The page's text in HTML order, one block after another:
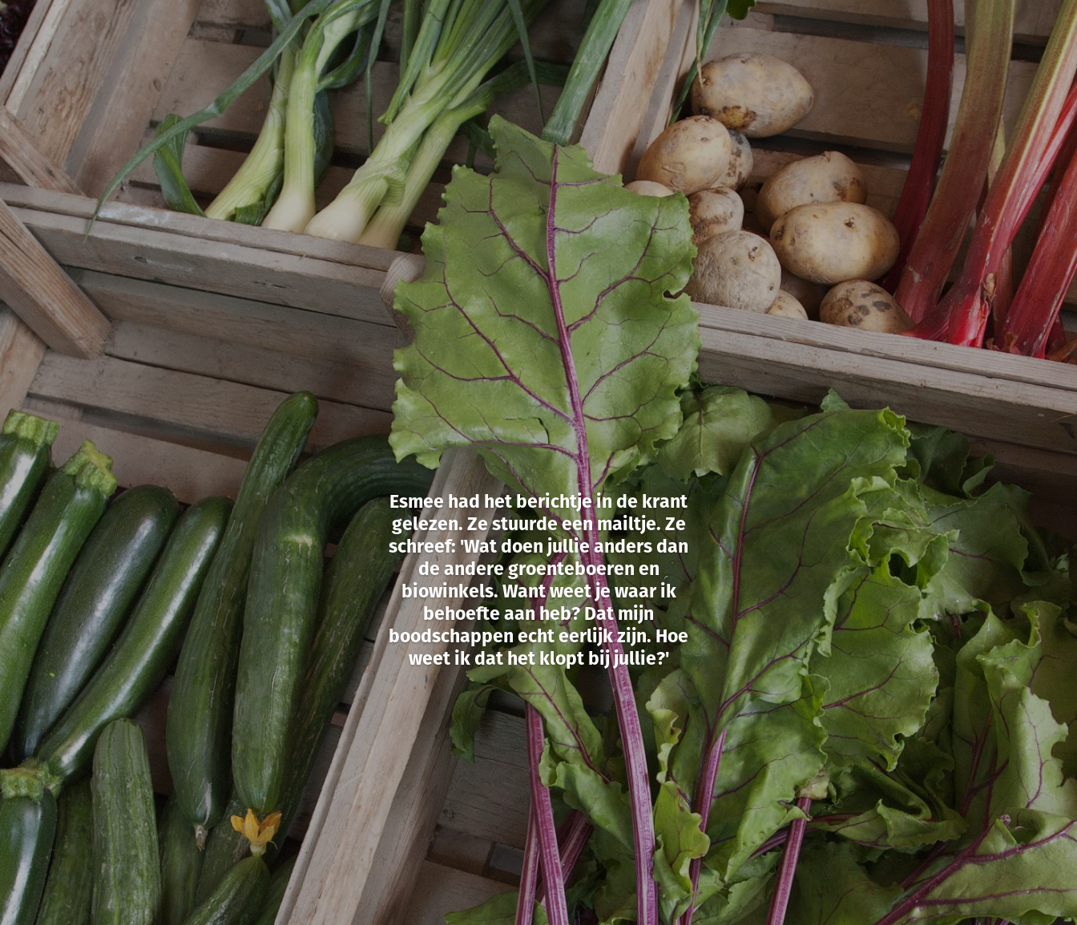
Esmee had het berichtje in de krant
gelezen. Ze stuurde een mailtje. Ze
schreef: 'Wat doen jullie anders dan
de andere groenteboeren en
biowinkels. Want weet je waar ik
behoefte aan heb? Dat mijn
boodschappen echt eerlijk zijn. Hoe
weet ik dat het klopt bij jullie?'